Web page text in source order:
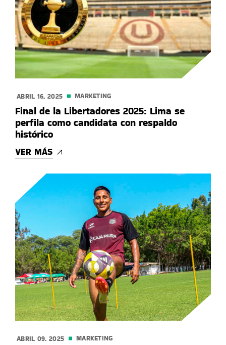
ABRIL 16. 2025 MARKETING
Final de la Libertadores 2025: Lima se
perfila como candidata con respaldo
histórico
VER MÁS
ABRIL 09. 2025 MARKETING